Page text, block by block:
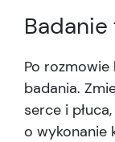
Po
badania.
serce i
o wykonanie